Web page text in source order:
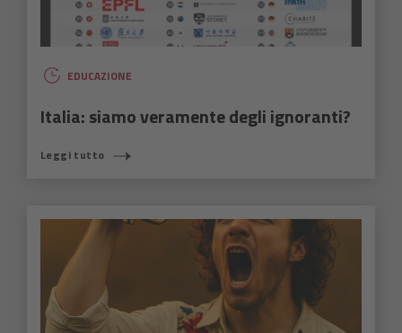
EDUCAZIONE
Italia: siamo veramente degli ignoranti?
Leggi tutto